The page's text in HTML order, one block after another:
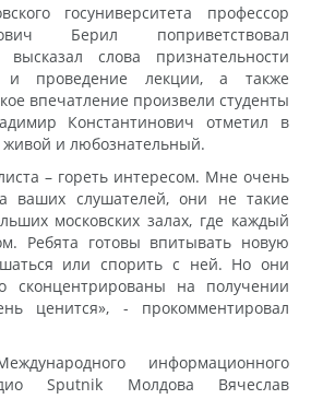
госуниверситета профессор
Берил поприветствовал
слова признательности
проведение лекции, а также
впечатление произвели студенты
Константинович отметил в
живой и любознательный.
– гореть интересом. Мне очень
ваших слушателей, они не такие
московских залах, где каждый
Ребята готовы впитывать новую
или спорить с ней. Но они
сконцентрированы на получении
ценится», - прокомментировал
информационного
Sputnik Молдова Вячеслав